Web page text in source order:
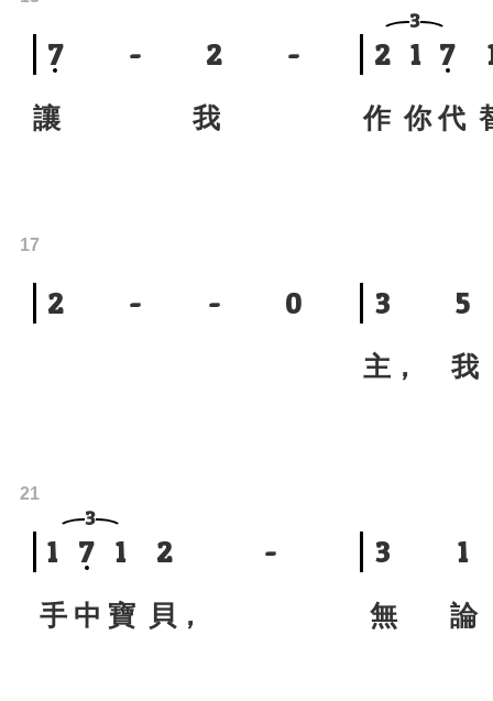
7 - 2 -
讓 我
2 1 7
3
作 你
2 - - 0
17
3 5
主，
1 7 1 2 -
3
21
手 中 寶 貝，
3 1
無